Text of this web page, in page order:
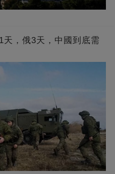
，俄3天，中國到底需